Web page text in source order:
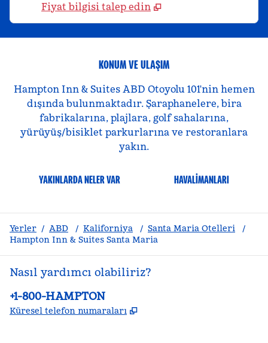
Fiyat bilgisi talep edin
KONUM VE ULAŞIM
Hampton Inn & Suites ABD Otoyolu 101'nin hemen
dışında bulunmaktadır. Şaraphanelere, bira
fabrikalarına, plajlara, golf sahalarına,
yürüyüş/bisiklet parkurlarına ve restoranlara
yakın.
YAKINLARDA NELER VAR HAVALIMANLARI
Yerler / ABD / Kaliforniya / Santa Maria Otelleri
/
Hampton Inn & Suites Santa Maria
Nasıl yardımcı olabiliriz?
Telefon:
+1-800-HAMPTON
Küresel telefon numaraları ,